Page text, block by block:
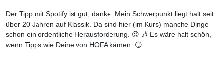
Der Tipp mit Spotify ist gut, danke. Mein Schwerpunkt liegt halt seit
über 20 Jahren auf Klassik. Da sind hier (im Kurs) manche Dinge
schon ein ordentliche Herausforderung. 😉 🎶 Es wäre halt schön,
wenn Tipps wie Deine von HOFA kämen. 😏